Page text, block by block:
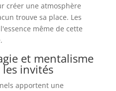
créer une atmosphère
trouve sa place. Les
même de cette
et mentalisme
invités
apportent une